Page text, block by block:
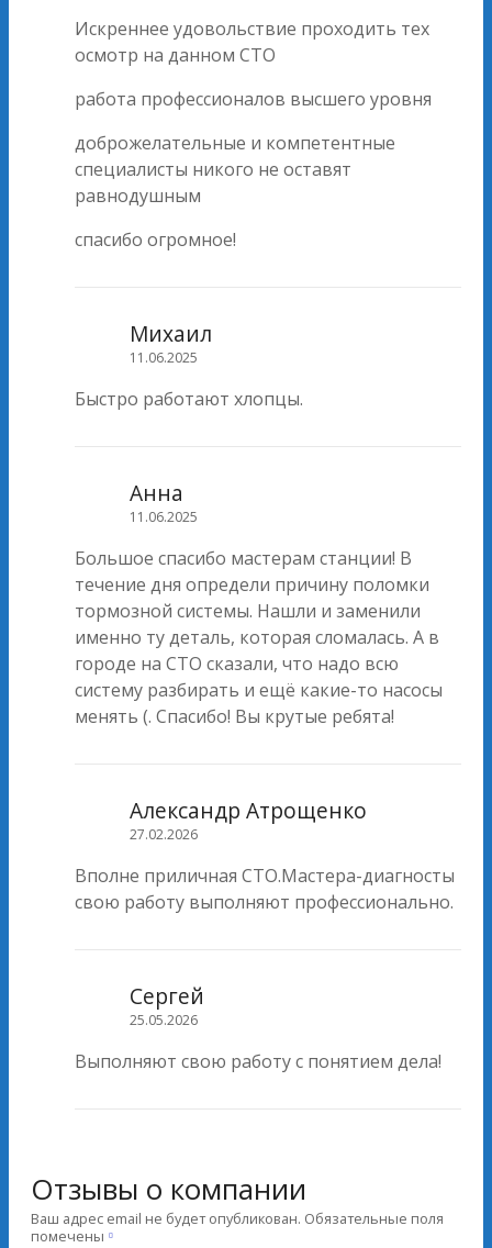
Искреннее удовольствие проходить тех
осмотр на данном СТО
работа профессионалов высшего уровня
доброжелательные и компетентные
специалисты никого не оставят
равнодушным
спасибо огромное!
Михаил
11.06.2025
Быстро работают хлопцы.
Анна
11.06.2025
Большое спасибо мастерам станции! В
течение дня определи причину поломки
тормозной системы. Нашли и заменили
именно ту деталь, которая сломалась. А в
городе на СТО сказали, что надо всю
систему разбирать и ещё какие-то насосы
менять (. Спасибо! Вы крутые ребята!
Александр Атрощенко
27.02.2026
Вполне приличная СТО.Мастера-диагносты
свою работу выполняют профессионально.
Сергей
25.05.2026
Выполняют свою работу с понятием дела!
Отзывы о компании
Ваш адрес email не будет опубликован. Обязательные поля
помечены